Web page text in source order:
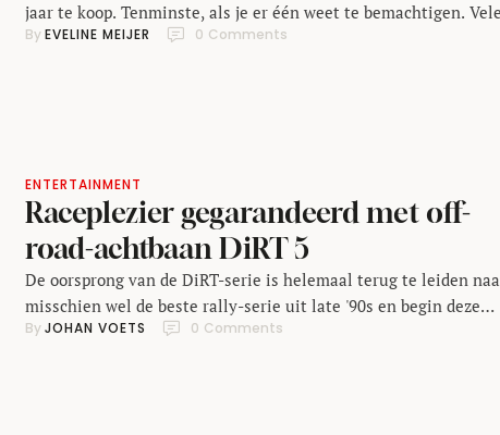
jaar te koop. Tenminste, als je er één weet te bemachtigen. Vele
fanatieke fans zijn wel zover gekomen, maar nog talloze
By EVELINE MEIJER 0 Comments
ENTERTAINMENT
Raceplezier gegarandeerd met off-
road-achtbaan DiRT 5
De oorsprong van de DiRT-serie is helemaal terug te leiden
misschien wel de beste rally-serie uit late '90s en begin deze
eeuw: Colin McRae Rally. Maar wie denkt dat DiRT 5 een nieuwe
By JOHAN VOETS 0 Comments